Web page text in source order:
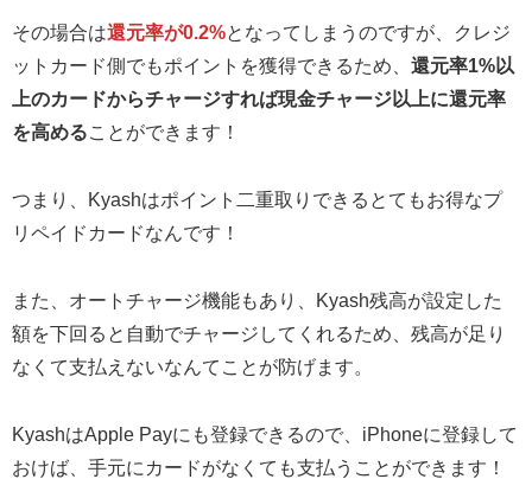
その場合は還元率が0.2%となってしまうのですが、クレジ
ットカード側でもポイントを獲得できるため、 還元率1%以
上のカードからチャージすれば現金チャージ以上に還元率
を高めることができます！
つまり、Kyashはポイント二重取りできるとてもお得なプ
リペイドカードなんです！
また、オートチャージ機能もあり、Kyash残高が設定した
額を下回ると自動でチャージしてくれるため、残高が足り
なくて支払えないなんてことが防げます。
KyashはApple Payにも登録できるので、iPhoneに登録して
おけば、手元にカードがなくても支払うことができます！